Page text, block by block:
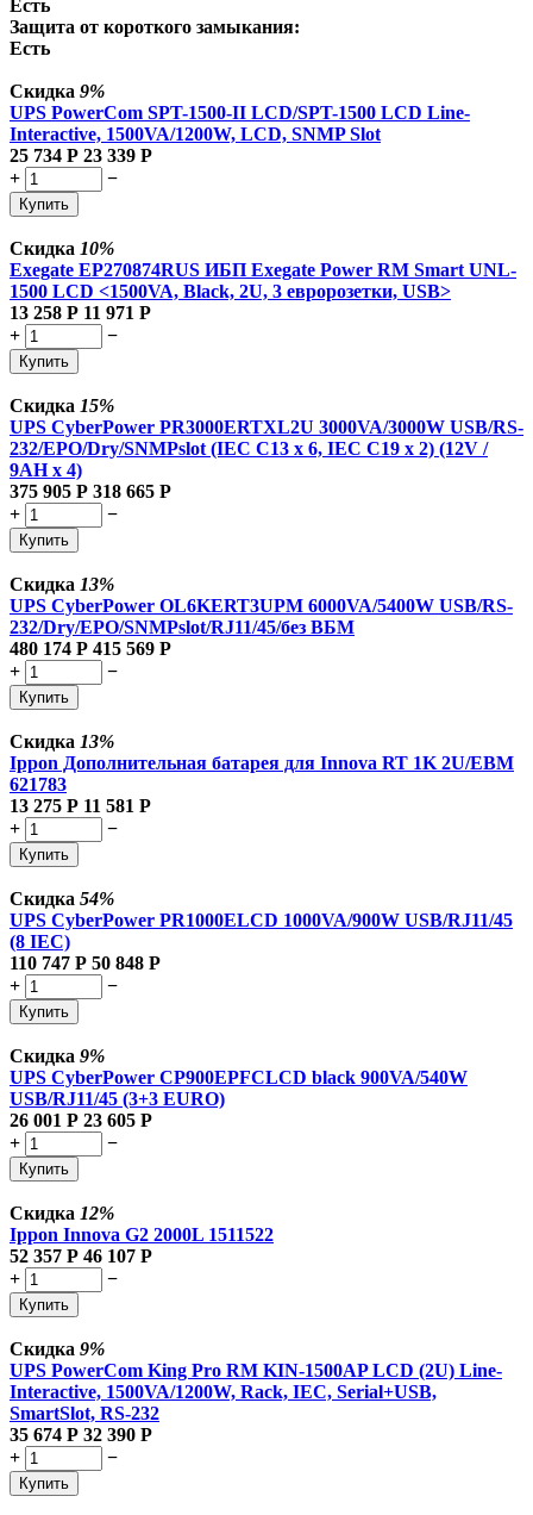
Есть
Защита от короткого замыкания:
Есть
Скидка 9%
UPS PowerCom SPT-1500-II LCD/SPT-1500 LCD Line-
Interactive, 1500VA/1200W, LCD, SNMP Slot
25 734 Р 23 339 Р
+
−
Купить
Скидка 10%
Exegate EP270874RUS ИБП Exegate Power RM Smart UNL-
1500 LCD <1500VA, Black, 2U, 3 евророзетки, USB>
13 258 Р 11 971 Р
+
−
Купить
Скидка 15%
UPS CyberPower PR3000ERTXL2U 3000VA/3000W USB/RS-
232/EPO/Dry/SNMPslot (IEC C13 x 6, IEC C19 x 2) (12V /
9AH х 4)
375 905 Р 318 665 Р
+
−
Купить
Скидка 13%
UPS CyberPower OL6KERT3UPM 6000VA/5400W USB/RS-
232/Dry/EPO/SNMPslot/RJ11/45/без ВБМ
480 174 Р 415 569 Р
+
−
Купить
Скидка 13%
Ippon Дополнительная батарея для Innova RT 1K 2U/EBM
621783
13 275 Р 11 581 Р
+
−
Купить
Скидка 54%
UPS CyberPower PR1000ELCD 1000VA/900W USB/RJ11/45
(8 IEC)
110 747 Р 50 848 Р
+
−
Купить
Скидка 9%
UPS CyberPower CP900EPFCLCD black 900VA/540W
USB/RJ11/45 (3+3 EURO)
26 001 Р 23 605 Р
+
−
Купить
Скидка 12%
Ippon Innova G2 2000L 1511522
52 357 Р 46 107 Р
+
−
Купить
Скидка 9%
UPS PowerCom King Pro RM KIN-1500AP LCD (2U) Line-
Interactive, 1500VA/1200W, Rack, IEC, Serial+USB,
SmartSlot, RS-232
35 674 Р 32 390 Р
+
−
Купить